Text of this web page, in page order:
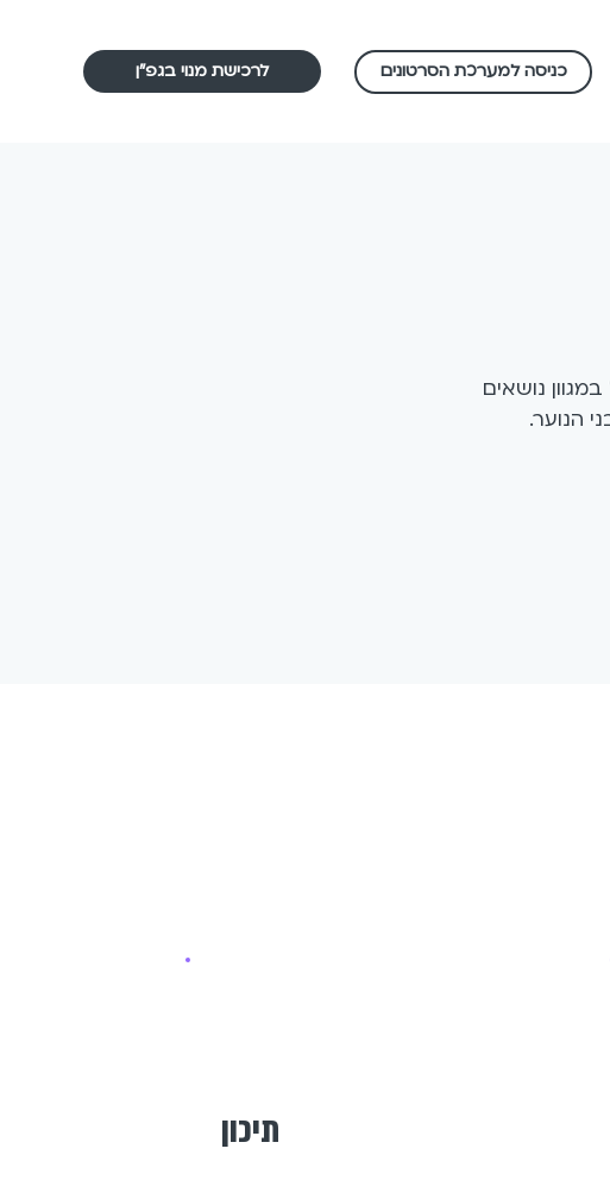
כניסה למערכת הסרטונים לרכישת מנוי בגפ"ן
נושאים
הנוער.
תיכון